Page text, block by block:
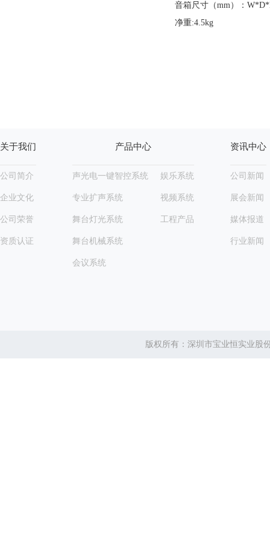
音箱尺寸（mm）：
净重:4.5kg
关于我们
公司简介
企业文化
公司荣誉
资质认证
产品中心
声光电一键智控系统
专业扩声系统
舞台灯光系统
舞台机械系统
会议系统
娱乐系统
视频系统
工程产品
资讯中心
公司新闻
展会新闻
媒体报道
行业新闻
版权所有：深圳市宝业恒实业